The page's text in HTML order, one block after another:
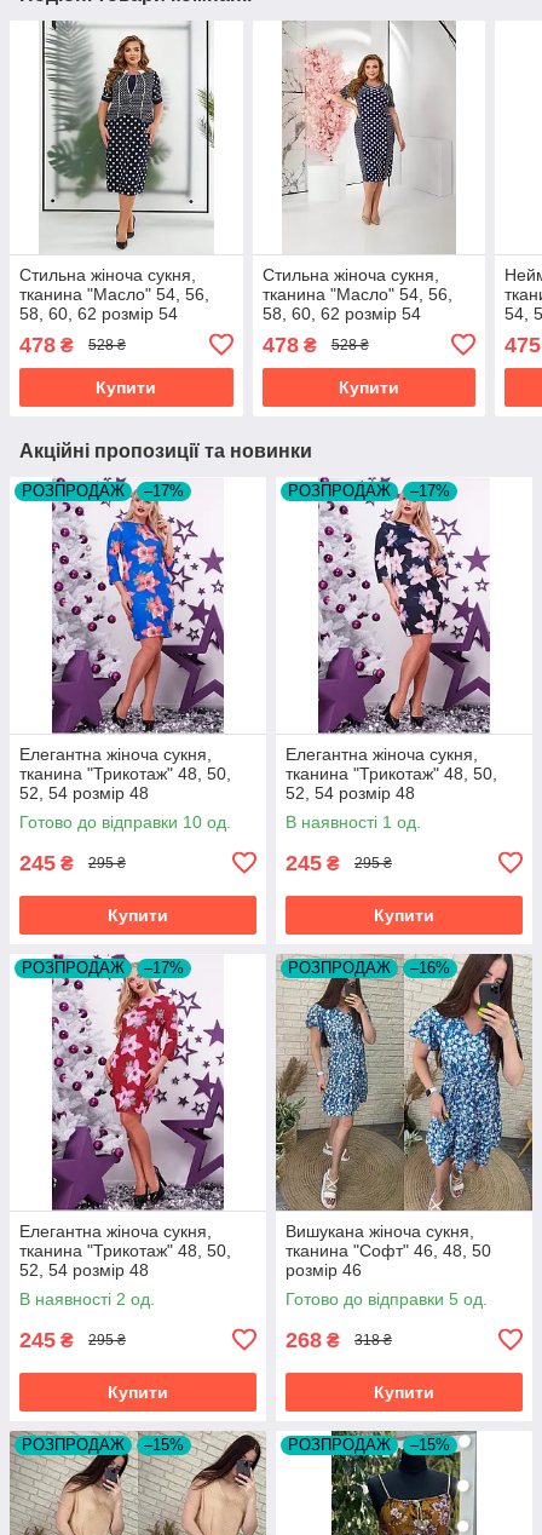
Стильна жіноча сукня,
тканина "Масло" 54, 56,
58, 60, 62 розмір 54
478 ₴ 528 ₴
Купити
Стильна жіноча сукня,
тканина "Масло" 54, 56,
58, 60, 62 розмір 54
478₴ 528 ₴
Купити
54,
475
Акційні пропозиції та новинки
РОЗПРОДАЖ –17%
Елегантна жіноча сукня,
тканина "Трикотаж" 48, 50,
52, 54 розмір 48
Готово до відправки 10 од.
245 ₴ 295 ₴
Купити
РОЗПРОДАЖ –17%
Елегантна жіноча сукня,
тканина "Трикотаж" 48, 50,
52, 54 розмір 48
В наявності 1 од.
245 ₴ 295 ₴
Купити
РОЗПРОДАЖ –17%
Елегантна жіноча сукня,
тканина "Трикотаж" 48, 50,
52, 54 розмір 48
В наявності 2 од.
245 ₴ 295 ₴
Купити
РОЗПРОДАЖ –16%
Вишукана жіноча сукня,
тканина "Софт" 46, 48, 50
розмір 46
Готово до відправки 5 од.
268 ₴ 318 ₴
Купити
РОЗПРОДАЖ –15% РОЗПРОДАЖ –15%